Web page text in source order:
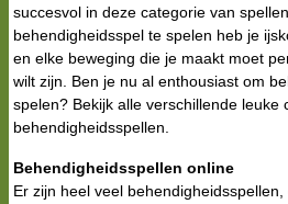
succesvol in deze categorie van
behendigheidsspel te spelen heb je
en elke beweging die je maakt moet
wilt zijn. Ben je nu al enthousiast om
spelen? Bekijk alle verschillende leuke
behendigheidsspellen.
Behendigheidsspellen online
Er zijn heel veel